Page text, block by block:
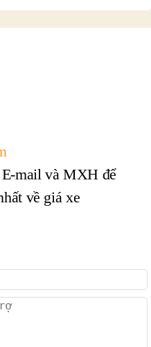
mail và MXH để
về giá xe